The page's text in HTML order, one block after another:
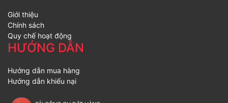
Giới thiệu
Chính sách
Quy chế hoạt động
HƯỚNG DẪN
Hướng dẫn mua hàng
Hướng dẫn khiếu nại